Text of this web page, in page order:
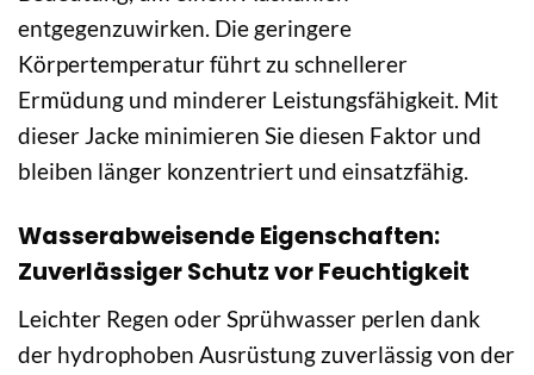
entgegenzuwirken. Die geringere
Körpertemperatur führt zu schnellerer
Ermüdung und minderer Leistungsfähigkeit. Mit
dieser Jacke minimieren Sie diesen Faktor und
bleiben länger konzentriert und einsatzfähig.
Wasserabweisende Eigenschaften:
Zuverlässiger Schutz vor Feuchtigkeit
Leichter Regen oder Sprühwasser perlen dank
der hydrophoben Ausrüstung zuverlässig von der